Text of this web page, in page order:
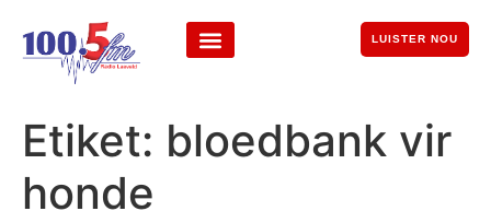
LUISTER NOU
Etiket: bloedbank vir
honde